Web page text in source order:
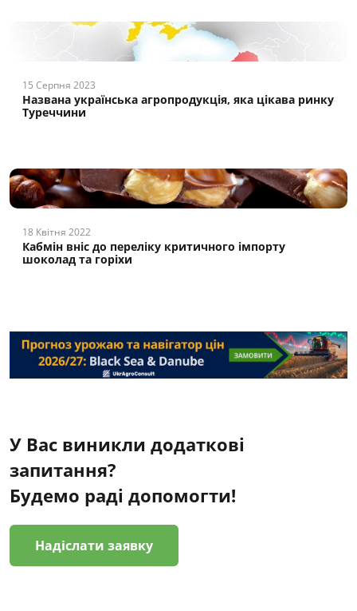
15 Серпня 2023
Названа українська агропродукція, яка цікава ринку
Туреччини
18 Квітня 2022
Кабмін вніс до переліку критичного імпорту
шоколад та горіхи
У Вас виникли додаткові
запитання?
Будемо раді допомогти!
Надіслати заявку